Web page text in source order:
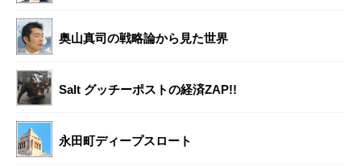
奥山真司の戦略論から見た世界
Salt グッチーポストの経済ZAP!!
永田町ディープスロート